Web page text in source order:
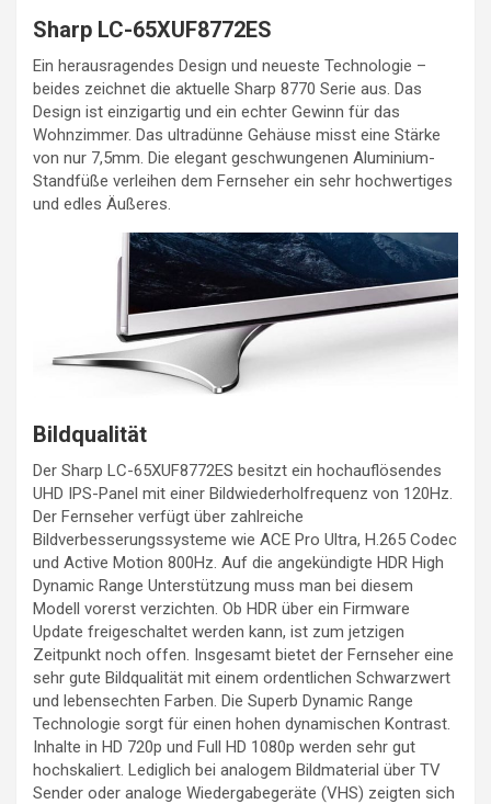
Sharp LC-65XUF8772ES
Ein herausragendes Design und neueste Technologie –
beides zeichnet die aktuelle Sharp 8770 Serie aus. Das
Design ist einzigartig und ein echter Gewinn für das
Wohnzimmer. Das ultradünne Gehäuse misst eine Stärke
von nur 7,5mm. Die elegant geschwungenen Aluminium-
Standfüße verleihen dem Fernseher ein sehr hochwertiges
und edles Äußeres.
Bildqualität
Der Sharp LC-65XUF8772ES besitzt ein hochauflösendes
UHD IPS-Panel mit einer Bildwiederholfrequenz von 120Hz.
Der Fernseher verfügt über zahlreiche
Bildverbesserungssysteme wie ACE Pro Ultra, H.265 Codec
und Active Motion 800Hz. Auf die angekündigte HDR High
Dynamic Range Unterstützung muss man bei diesem
Modell vorerst verzichten. Ob HDR über ein Firmware
Update freigeschaltet werden kann, ist zum jetzigen
Zeitpunkt noch offen. Insgesamt bietet der Fernseher eine
sehr gute Bildqualität mit einem ordentlichen Schwarzwert
und lebensechten Farben. Die Superb Dynamic Range
Technologie sorgt für einen hohen dynamischen Kontrast.
Inhalte in HD 720p und Full HD 1080p werden sehr gut
hochskaliert. Lediglich bei analogem Bildmaterial über TV
Sender oder analoge Wiedergabegeräte (VHS) zeigten sich